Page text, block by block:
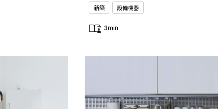
新築
設備機器
3min